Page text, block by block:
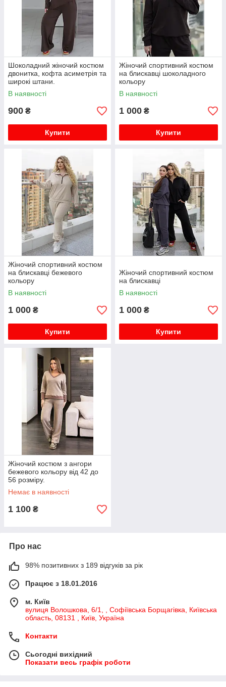
Шоколадний жіночий костюм
двонитка, кофта асиметрія та
широкі штани.
В наявності
900 ₴
Купити
Жіночий спортивний костюм
на блискавці шоколадного
кольору
В наявності
1 000 ₴
Купити
Жіночий спортивний костюм
на блискавці бежевого
кольору
В наявності
1 000 ₴
Купити
Жіночий спортивний костюм
на блискавці
В наявності
1 000 ₴
Купити
Жіночий костюм з ангори
бежевого кольору від 42 до
56 розміру.
Немає в наявності
1 100 ₴
Про нас
98% позитивних з 189 відгуків за рік
Працює з 18.01.2016
м. Київ
вулиця Волошкова, 6/1, , Софіївська Борщагівка, Київська
область, 08131 , Київ, Україна
Контакти
Сьогодні вихідний
Показати весь графік роботи